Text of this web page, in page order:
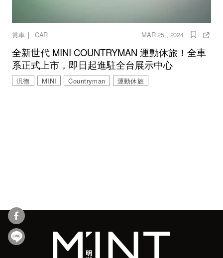
賞車｜ CAR MAR 25 , 2024
全新世代 MINI COUNTRYMAN 運動休旅！全車
系正式上市，即日起進駐全台展示中心
汎德 MINI Countryman 運動休旅